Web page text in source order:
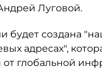
Луговой.
будет создана
адресах",
глобальной